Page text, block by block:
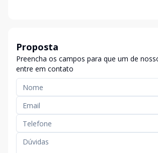
Proposta
Preencha os campos para que um de
entre em contato